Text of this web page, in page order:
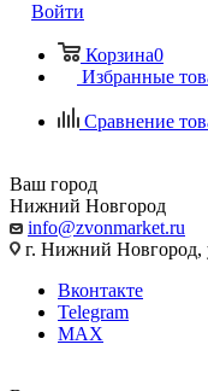
Войти
Корзина0
Избранные
Сравнение
Ваш город
Нижний Новгород
info@zvonmarket.ru
г. Нижний Новгород,
Вконтакте
Telegram
MAX